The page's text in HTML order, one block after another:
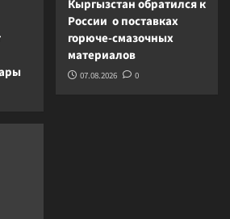
Кыргызстан обратился к
России о поставках
горюче-смазочных
материалов
07.08.2026 0